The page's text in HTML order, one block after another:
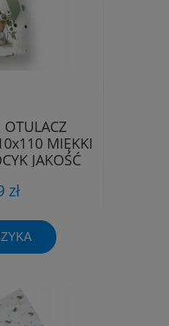
MIĘKKI
JAKOŚĆ
zł